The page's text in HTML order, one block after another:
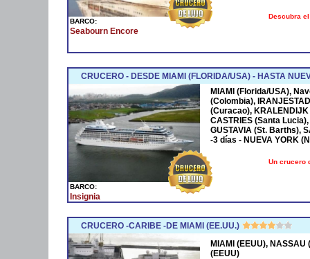
BARCO:
Seabourn Encore
Descubra
CRUCERO - DESDE MIAMI (FLORIDA/USA) - HASTA
BARCO:
Insignia
MIAMI (Florida/USA),
(Colombia),
(Curacao), KRALENDIJK
CASTRIES (Santa
GUSTAVIA (St. Barths),
-3 días - NUEVA YORK
Un crucero
CRUCERO -CARIBE -DE MIAMI (EE.UU.)
MIAMI (EEUU), NASSAU
(EEUU)